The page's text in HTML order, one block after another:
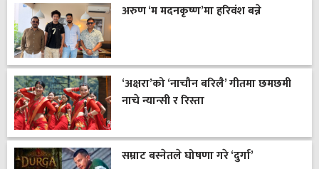
अरुण ‘म मदनकृष्ण’मा हरिवंश बन्ने
‘अक्षरा’को ‘नाचौन बरिलै’ गीतमा छमछमी
नाचे न्यान्सी र रिस्ता
सम्राट बस्नेतले घोषणा गरे ‘दुर्गा’